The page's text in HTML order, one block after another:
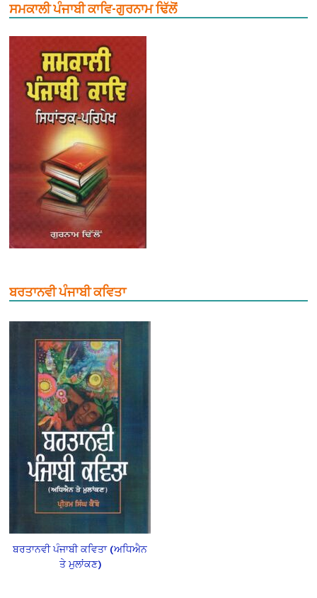
ਸਮਕਾਲੀ ਪੰਜਾਬੀ ਕਾਵਿ-ਗੁਰਨਾਮ ਢਿੱਲੋਂ
ਬਰਤਾਨਵੀ ਪੰਜਾਬੀ ਕਵਿਤਾ
ਬਰਤਾਨਵੀ ਪੰਜਾਬੀ ਕਵਿਤਾ (ਅਧਿਐਨ
ਤੇ ਮੁਲਾਂਕਣ)